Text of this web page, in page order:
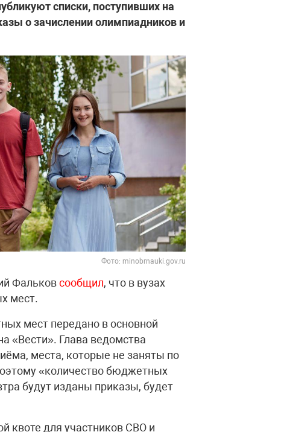
списки, поступивших на
о зачислении олимпиадников и
Фото: minobrnauki.gov.ru
Фальковсообщил, что в вузах
мест.
мест передано в основной
«Вести». Глава ведомства
места, которые не заняты по
«количество бюджетных
будут изданы приказы, будет
квоте для участников СВО и